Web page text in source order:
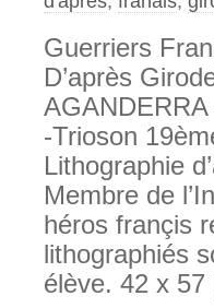
Guerriers
D’après
-Trioson
Lithographie
Membre de
héros françis
lithographiés
élève. 42 x